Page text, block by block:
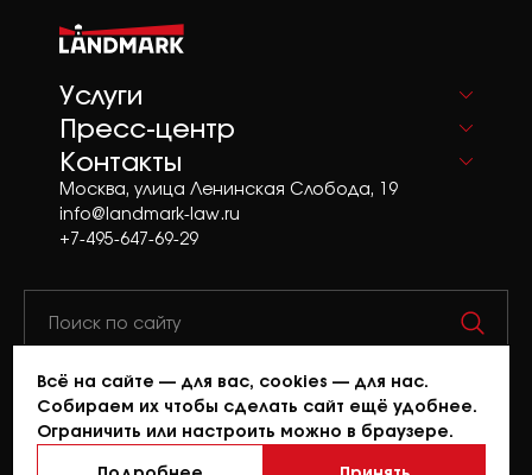
Услуги
Пресс-центр
Контакты
Москва, улица Ленинская Слобода, 19
info@landmark-law.ru
+7-495-647-69-29
© 2026 Landmark. Все права защищены.
При копировании материалов сайта ссылка
на источник обязательна.
Политика конфиденциальности.
Всё на сайте — для вас, cookies — для нас.
Собираем их чтобы сделать сайт ещё удобнее.
Ограничить или настроить можно в браузере.